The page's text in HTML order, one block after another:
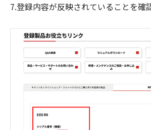
7.登録内容が反映されていることを確